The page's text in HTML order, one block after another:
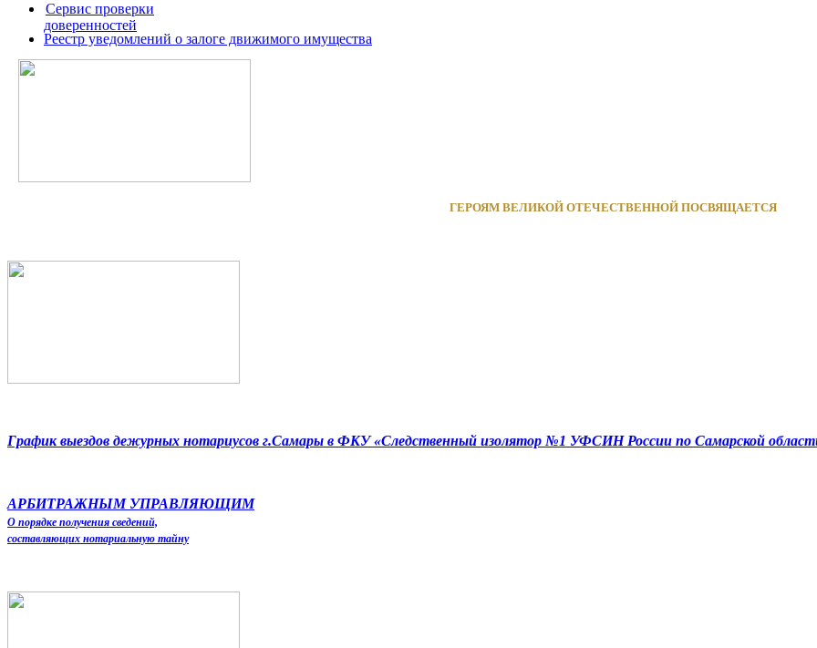
Сервис проверки
доверенностей
Реестр уведомлений о залоге движимого имущества
ГЕРОЯМ ВЕЛИКОЙ ОТЕЧЕСТВЕННОЙ ПОСВЯЩАЕТСЯ
График выездов дежурных нотариусов г.Самары в ФКУ «Следственный изолятор №1 УФСИН России по Самарской
АРБИТРАЖНЫМ УПРАВЛЯЮЩИМ
О порядке получения сведений,
составляющих нотариальную тайну